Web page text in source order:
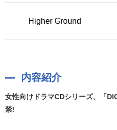
Higher Ground
内容紹介
女性向けドラマCDシリーズ、「
禁!